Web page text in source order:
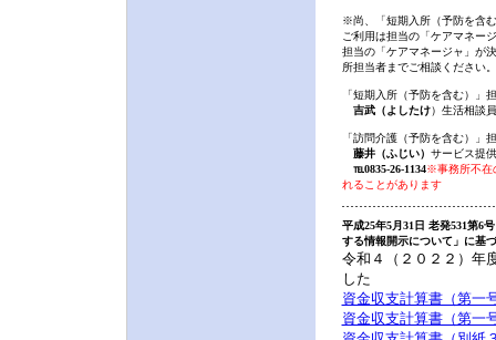
※尚、「短期入所（予防を含
ご利用は担当の「ケアマネー
担当の「ケアマネージャ」が
所担当者までご相談ください。
「短期入所（予防を含む）」
吉武（よしたけ）生活相談員
「訪問介護（予防を含む）」
藤井（ふじい） サービス提
℡0835-26-1134※事務所不在
れることがあります
平成25年5月31日 老発531第6
する情報開示について」に基
令和４（２０２２）年
した
資金収支計算書（第一
資金収支計算書（第一